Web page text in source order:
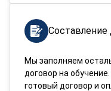
Составление
Мы заполняем
договор на
готовый договор и